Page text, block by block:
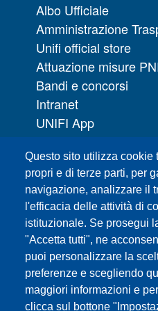
Questo sito utilizza cookie
propri e di terze parti, per
navigazione, analizzare il
l'efficacia delle attività di
istituzionale. Se prosegui
"Accetta tutti", ne
puoi personalizzare la
preferenze e scegliendo
maggiori informazioni e
clicca sul bottone
Albo Ufficiale
Amministrazione
Unifi official store
Attuazione misure
Bandi e concorsi
Intranet
UNIFI App
URP | Ufficio
Sedi
Mappa del sito
Webmaster e
Elenco dei siti
Accessibilità
Feed RSS